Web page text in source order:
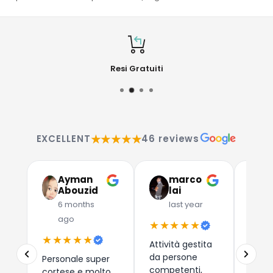
Resi Gratuiti
EXCELLENT★★★★★46 reviews
Ayman
Abouzid
6 months
ago
★★★★★
Personale super
marco
lai
last year
★★★★★
Attività gestita
da persone
competenti,
Due
che